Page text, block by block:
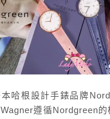
哈根設計手錶品牌
遵循Nordgreen的